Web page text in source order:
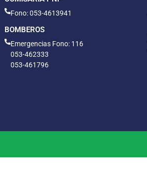
Fono: 053-4613941
BOMBEROS
Emergencias Fono: 116
053-462333
053-461796